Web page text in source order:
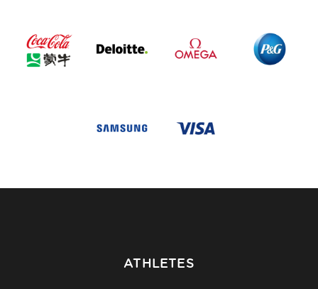
ATHLETES